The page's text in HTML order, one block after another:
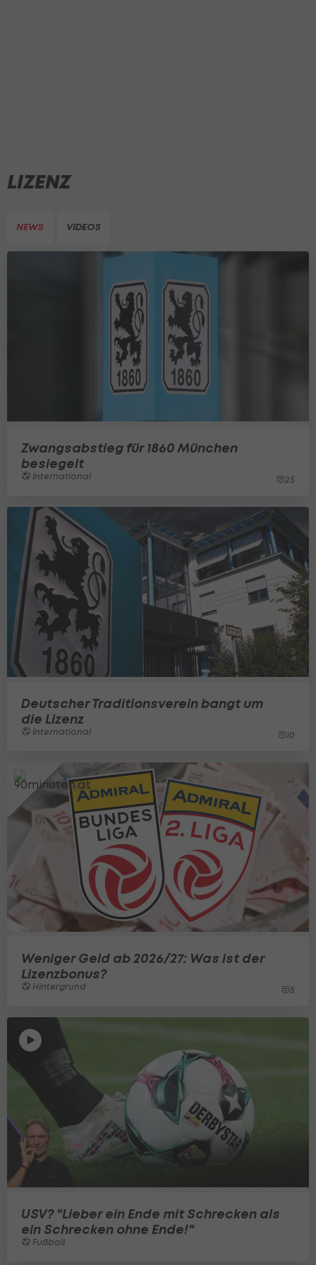
LIZENZ
NEWS VIDEOS
Zwangsabstieg für 1860 München
besiegelt
International 25
Deutscher Traditionsverein bangt um
die Lizenz
International 10
Weniger Geld ab 2026/27: Was ist der
Lizenzbonus?
Hintergrund 5
USV? "Lieber ein Ende mit Schrecken als
ein Schrecken ohne Ende!"
Fußball